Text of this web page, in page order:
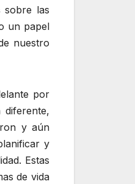
sobre las
un papel
nuestro
por
diferente,
y aún
y
Estas
de vida